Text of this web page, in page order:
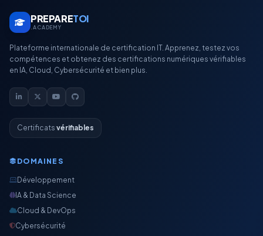
PREPARETOI
.ACADEMY
Plateforme internationale de certification IT. Apprenez, testez vos
compétences et obtenez des certifications numériques vérifiables
en IA, Cloud, Cybersécurité et bien plus.
Certificats vérifiables
DOMAINES
Développement
IA & Data Science
Cloud & DevOps
Cybersécurité